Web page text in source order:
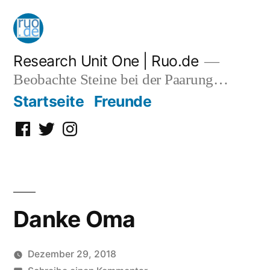
Zum
Inhalt
springen
Research Unit One | Ruo.de
Beobachte Steine bei der Paarung…
Startseite Freunde
Facebook
TwitterInstagram
Danke Oma
Dezember 29, 2018